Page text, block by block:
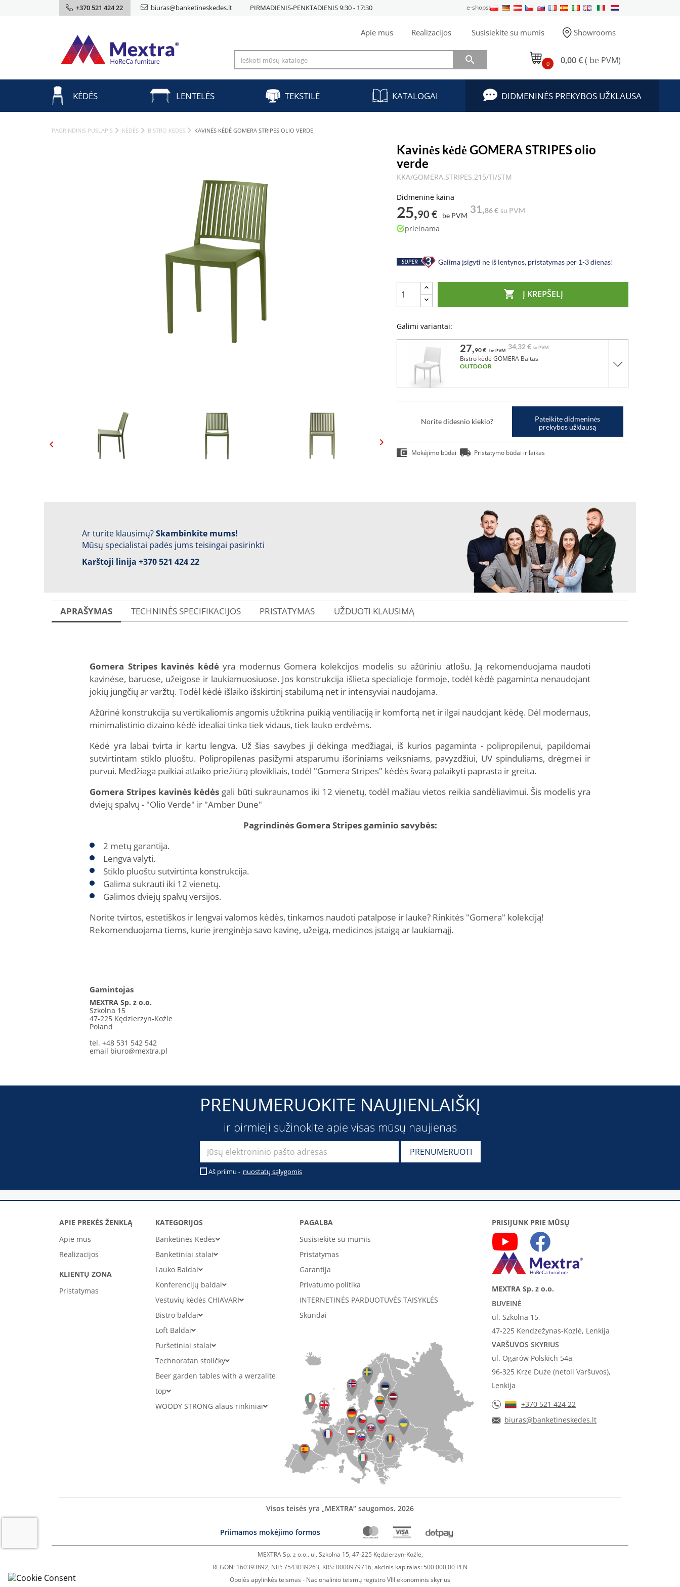
+370 521 424 22 biuras@banketineskedes.lt PIRMADIENIS-PENKTADIENIS 9:30 - 17:30 e-shops:
Apie mus Realizacijos Susisiekite su mumis Showrooms
 0 0,00 €( be PVM)
KĖDĖS LENTELĖS TEKSTILĖ KATALOGAI DIDMENINĖS PREKYBOS UŽKLAUSA
PAGRINDINIS PUSLAPIS KĖDĖS BISTRO KĖDĖS KAVINĖS KĖDĖ GOMERA STRIPES OLIO VERDE
Kavinės kėdė GOMERA STRIPES olio
verde
KKA/GOMERA.STRIPES.215/TI/STM
Didmeninė kaina
25,90 € be PVM
31,86 € su PVM
prieinama
Galima įsigyti ne iš lentynos, pristatymas per 1-3 dienas!
 Į KREPŠELĮ
Galimi variantai:
27,90 € be PVM 34,32 € su PVM
Bistro kėdė GOMERA Baltas
OUTDOOR
Norite didesnio kiekio?
Pateikite didmeninės
prekybos užklausą
Mokėjimo būdai Pristatymo būdai ir laikas
Ar turite klausimų?Skambinkite mums!
Mūsų specialistai padės jums teisingai pasirinkti
Karštoji linija +370 521 424 22
APRAŠYMAS TECHNINĖS SPECIFIKACIJOS PRISTATYMAS UŽDUOTI KLAUSIMĄ
Gomera Stripes kavinės kėdėyra modernus Gomera kolekcijos modelis su ažūriniu atlošu. Ją rekomenduojama naudoti
kavinėse, baruose, užeigose ir laukiamuosiuose. Jos konstrukcija išlieta specialioje formoje, todėl kėdė pagaminta nenaudojant
jokių jungčių ar varžtų. Todėl kėdė išlaiko išskirtinį stabilumą net ir intensyviai naudojama.
Ažūrinė konstrukcija su vertikaliomis angomis užtikrina puikią ventiliaciją ir komfortą net ir ilgai naudojant kėdę. Dėl modernaus,
minimalistinio dizaino kėdė idealiai tinka tiek vidaus, tiek lauko erdvėms.
Kėdė yra labai tvirta ir kartu lengva. Už šias savybes ji dėkinga medžiagai, iš kurios pagaminta - polipropilenui, papildomai
sutvirtintam stiklo pluoštu. Polipropilenas pasižymi atsparumu išoriniams veiksniams, pavyzdžiui, UV spinduliams, drėgmei ir
purvui. Medžiaga puikiai atlaiko priežiūrą plovikliais, todėl "Gomera Stripes" kėdės švarą palaikyti paprasta ir greita.
Gomera Stripes kavinės kėdės gali būti sukraunamos iki 12 vienetų, todėl mažiau vietos reikia sandėliavimui. Šis modelis yra
dviejų spalvų - "Olio Verde" ir "Amber Dune"
Pagrindinės Gomera Stripes gaminio savybės:
2 metų garantija.
Lengva valyti.
Stiklo pluoštu sutvirtinta konstrukcija.
Galima sukrauti iki 12 vienetų.
Galimos dviejų spalvų versijos.
Norite tvirtos, estetiškos ir lengvai valomos kėdės, tinkamos naudoti patalpose ir lauke? Rinkitės "Gomera" kolekciją!
Rekomenduojama tiems, kurie įrenginėja savo kavinę, užeigą, medicinos įstaigą ar laukiamąjį.
Gamintojas
MEXTRA Sp. z o.o.
Szkolna 15
47-225 Kędzierzyn-Koźle
Poland
tel. +48 531 542 542
email biuro@mextra.pl
PRENUMERUOKITE NAUJIENLAIŠKĮ
ir pirmieji sužinokite apie visas mūsų naujienas
Aš priimu - nuostatų sąlygomis
APIE PREKĖS ŽENKLĄ
Apie mus
Realizacijos
KLIENTŲ ZONA
Pristatymas
KATEGORIJOS
Banketinės Kėdės
Banketiniai stalai
Lauko Baldai
Konferencijų baldai
Vestuvių kėdės CHIAVARI
Bistro baldai
Loft Baldai
Furšetiniai stalai
Technoratan stoličky
Beer garden tables with a werzalite
top
WOODY STRONG alaus rinkiniai
PAGALBA
Susisiekite su mumis
Pristatymas
Garantija
Privatumo politika
INTERNETINĖS PARDUOTUVĖS TAISYKLĖS
Skundai
PRISIJUNK PRIE MŪSŲ
MEXTRA Sp. z o.o.
BUVEINĖ
ul. Szkolna 15,
47-225 Kendzežynas-Kozlė, Lenkija
VARŠUVOS SKYRIUS
ul. Ogarów Polskich 54a,
96-325 Krze Duże (netoli Varšuvos),
Lenkija
+370 521 424 22
biuras@banketineskedes.lt
Visos teisės yra „MEXTRA“ saugomos. 2026
Priimamos mokėjimo formos
MEXTRA Sp. z o.o.. ul. Szkolna 15, 47-225 Kędzierzyn-Koźle,
REGON: 160393892, NIP: 7543039263, KRS: 0000979716, akcinis kapitalas: 500 000,00 PLN
Opolės apylinkės teismas - Nacionalinio teismų registro VIII ekonominis skyrius